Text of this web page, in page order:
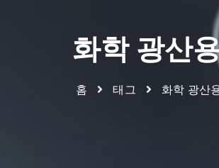
화학 광산
홈 태그 화학 광산